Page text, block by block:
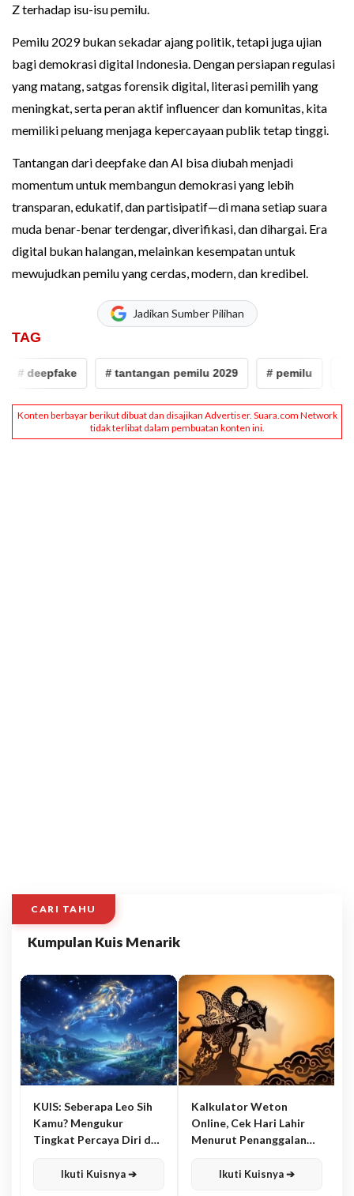
Z terhadap isu-isu pemilu.
Pemilu 2029 bukan sekadar ajang politik, tetapi juga ujian
bagi demokrasi digital Indonesia. Dengan persiapan regulasi
yang matang, satgas forensik digital, literasi pemilih yang
meningkat, serta peran aktif influencer dan komunitas, kita
memiliki peluang menjaga kepercayaan publik tetap tinggi.
Tantangan dari deepfake dan AI bisa diubah menjadi
momentum untuk membangun demokrasi yang lebih
transparan, edukatif, dan partisipatif—di mana setiap suara
muda benar-benar terdengar, diverifikasi, dan dihargai. Era
digital bukan halangan, melainkan kesempatan untuk
mewujudkan pemilu yang cerdas, modern, dan kredibel.
Jadikan Sumber Pilihan
TAG
deepfake # tantangan pemilu 2029 # pemilu
CARI TAHU
Kumpulan Kuis Menarik
KUIS: Seberapa Leo Sih
Kamu? Mengukur
Tingkat Percaya Diri dan
Ikuti Kuisnya ➔
Kalkulator Weton
Online, Cek Hari Lahir
Menurut Penanggalan
Ikuti Kuisnya ➔